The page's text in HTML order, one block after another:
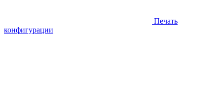
Печать
конфигурации